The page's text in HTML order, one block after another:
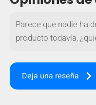
Comparar
[MISSING:
turn your
Parece que nadie ha
producto todavía,
Deja una reseña keyboard_arrow_right